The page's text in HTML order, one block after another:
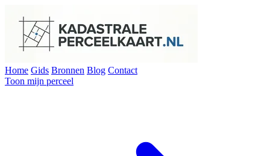
Home Gids Bronnen Blog Contact
Toon mijn perceel